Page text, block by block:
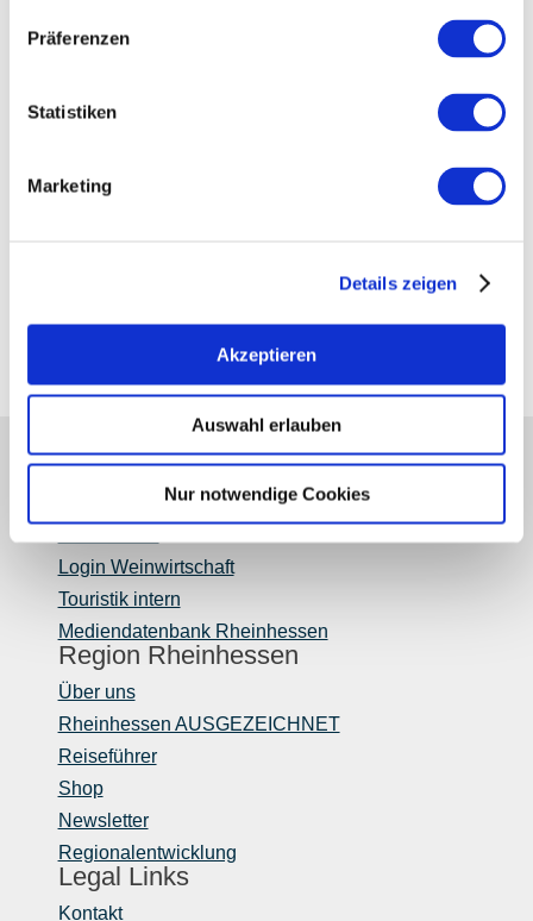
Präferenzen
Statistiken
Marketing
Details zeigen
Akzeptieren
Auswahl erlauben
Nur notwendige Cookies
Unser Haus bietet noch viel
Übernachten Sie in unseren Zimmern
Partner
Login Weinwirtschaft
Touristik intern
Mediendatenbank Rheinhessen
Region Rheinhessen
Über uns
Rheinhessen AUSGEZEICHNET
Reiseführer
Shop
Newsletter
Regionalentwicklung
Legal Links
Kontakt